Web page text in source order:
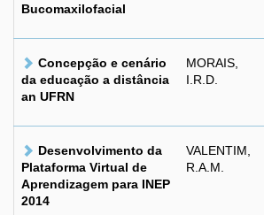
Bucomaxilofacial
Concepção e cenário
da educação a distância
an UFRN
MORAIS,
I.R.D.
Desenvolvimento da
Plataforma Virtual de
Aprendizagem para INEP
2014
VALENTIM,
R.A.M.